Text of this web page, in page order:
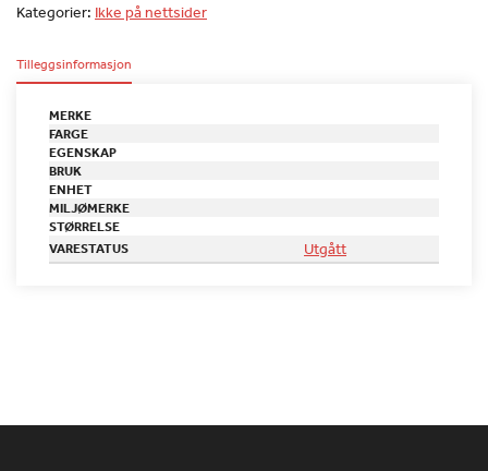
Kategorier: Ikke på nettsider
Tilleggsinformasjon
MERKE
FARGE
EGENSKAP
BRUK
ENHET
MILJØMERKE
STØRRELSE
VARESTATUS
Utgått